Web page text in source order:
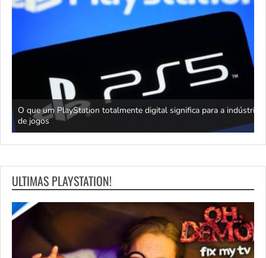
O que um PlayStation totalmente digital significa para a indústria
de jogos
ULTIMAS PLAYSTATION!